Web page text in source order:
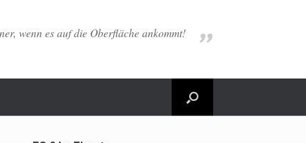
wenn es auf die Oberfläche ankommt!